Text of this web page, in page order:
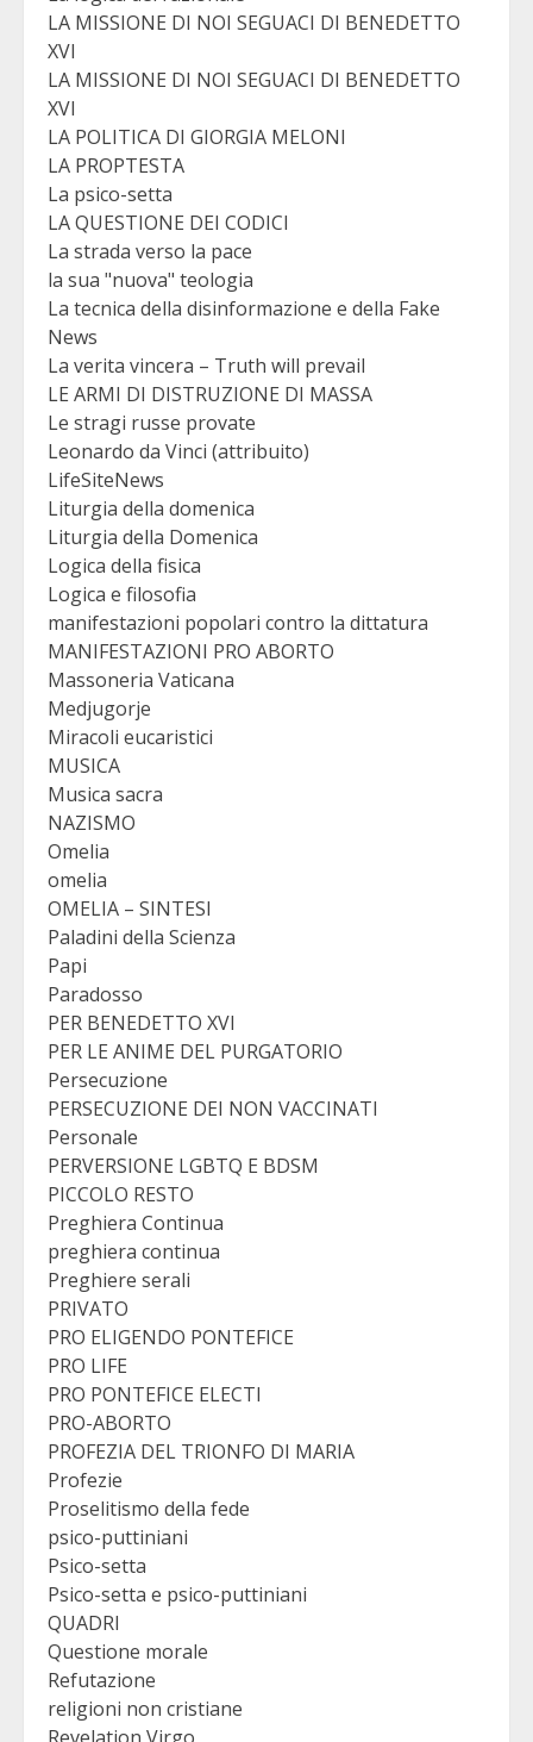
LA MISSIONE DI NOI SEGUACI DI BENEDETTO
XVI
LA MISSIONE DI NOI SEGUACI DI BENEDETTO
XVI
LA POLITICA DI GIORGIA MELONI
LA PROPTESTA
La psico-setta
LA QUESTIONE DEI CODICI
La strada verso la pace
la sua "nuova" teologia
La tecnica della disinformazione e della Fake
News
La verita vincera – Truth will prevail
LE ARMI DI DISTRUZIONE DI MASSA
Le stragi russe provate
Leonardo da Vinci (attribuito)
LifeSiteNews
Liturgia della domenica
Liturgia della Domenica
Logica della fisica
Logica e filosofia
manifestazioni popolari contro la dittatura
MANIFESTAZIONI PRO ABORTO
Massoneria Vaticana
Medjugorje
Miracoli eucaristici
MUSICA
Musica sacra
NAZISMO
Omelia
omelia
OMELIA – SINTESI
Paladini della Scienza
Papi
Paradosso
PER BENEDETTO XVI
PER LE ANIME DEL PURGATORIO
Persecuzione
PERSECUZIONE DEI NON VACCINATI
Personale
PERVERSIONE LGBTQ E BDSM
PICCOLO RESTO
Preghiera Continua
preghiera continua
Preghiere serali
PRIVATO
PRO ELIGENDO PONTEFICE
PRO LIFE
PRO PONTEFICE ELECTI
PRO-ABORTO
PROFEZIA DEL TRIONFO DI MARIA
Profezie
Proselitismo della fede
psico-puttiniani
Psico-setta
Psico-setta e psico-puttiniani
QUADRI
Questione morale
Refutazione
religioni non cristiane